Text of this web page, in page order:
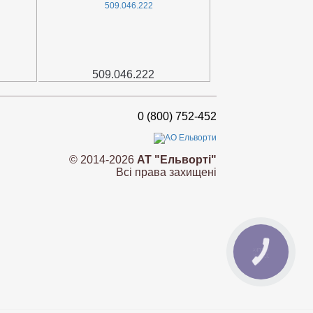
509.046.222
0 (800) 752-452
© 2014-2026 АТ "Ельворті"
Всі права захищені
КНОПКА
ЗВ'ЯЗКУ